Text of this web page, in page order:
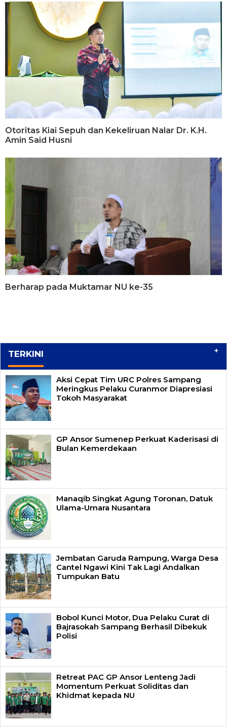
Otoritas Kiai Sepuh dan Kekeliruan Nalar Dr. K.H.
Amin Said Husni
Berharap pada Muktamar NU ke-35
TERKINI +
Aksi Cepat Tim URC Polres Sampang
Meringkus Pelaku Curanmor Diapresiasi
Tokoh Masyarakat
GP Ansor Sumenep Perkuat Kaderisasi di
Bulan Kemerdekaan
Manaqib Singkat Agung Toronan, Datuk
Ulama-Umara Nusantara
Jembatan Garuda Rampung, Warga Desa
Cantel Ngawi Kini Tak Lagi Andalkan
Tumpukan Batu
Bobol Kunci Motor, Dua Pelaku Curat di
Bajrasokah Sampang Berhasil Dibekuk
Polisi
Retreat PAC GP Ansor Lenteng Jadi
Momentum Perkuat Soliditas dan
Khidmat kepada NU